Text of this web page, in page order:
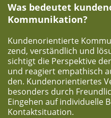
Was bedeu­tet
Kommunikation?
Kun­den­ori­en­tier­te
zend, ver­ständ­lich und
sich­tigt die Per­spek­ti­ve
und reagiert empa­thisch
den. Kun­den­ori­en­tier­tes
beson­ders durch
Ein­ge­hen auf indi­vi­du­el­le
Kontaktsituation.